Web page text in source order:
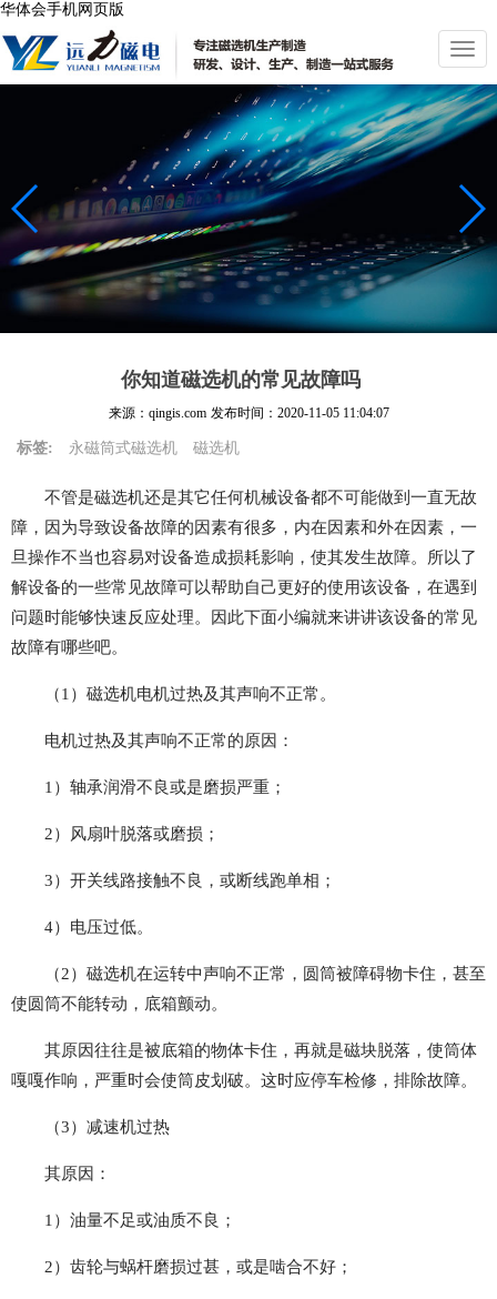
华体会手机网页版
切
换
导
航
你知道磁选机的常见故障吗
来源：qingis.com 发布时间： 2020-11-05 11:04:07
标签: 永磁筒式磁选机 磁选机
不管是磁选机还是其它任何机械设备都不可能做到一直无故
障，因为导致设备故障的因素有很多，内在因素和外在因素，一
旦操作不当也容易对设备造成损耗影响，使其发生故障。所以了
解设备的一些常见故障可以帮助自己更好的使用该设备，在遇到
问题时能够快速反应处理。因此下面小编就来讲讲该设备的常见
故障有哪些吧。
（1）磁选机电机过热及其声响不正常。
电机过热及其声响不正常的原因：
1）轴承润滑不良或是磨损严重；
2）风扇叶脱落或磨损；
3）开关线路接触不良，或断线跑单相；
4）电压过低。
（2）磁选机在运转中声响不正常，圆筒被障碍物卡住，甚至
使圆筒不能转动，底箱颤动。
其原因往往是被底箱的物体卡住，再就是磁块脱落，使筒体
嘎嘎作响，严重时会使筒皮划破。这时应停车检修，排除故障。
（3）减速机过热
其原因：
1）油量不足或油质不良；
2）齿轮与蜗杆磨损过甚，或是啮合不好；